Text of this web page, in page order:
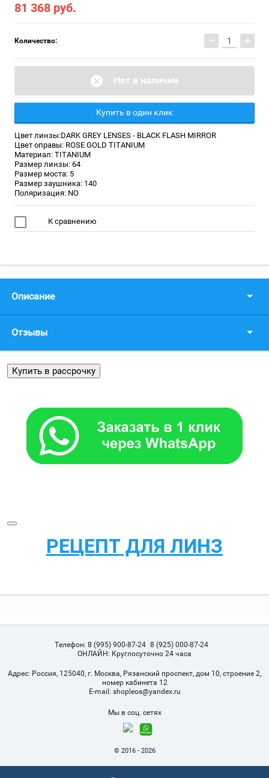
81 368 руб.
Количество: − +
Нет в наличии
Купить в один клик
Цвет линзы:DARK GREY LENSES - BLACK FLASH MIRROR
Цвет оправы: ROSE GOLD TITANIUM
Материал: TITANIUM
Размер линзы: 64
Размер моста: 5
Размер заушника: 140
Поляризация: NO
К сравнению
Описание
Отзывы
Купить в рассрочку
РЕЦЕПТ ДЛЯ ЛИНЗ
Телефон: 8 (995) 900-87-24 8 (925) 000-87-24
ОНЛАЙН: Круглосуточно 24 часа
Адрес: Россия, 125040, г. Москва, Рязанский проспект, дом 10, строение 2,
номер кабинета 12
Е-mail: shopleos@yandex.ru
Мы в соц. сетях
© 2016 - 2026